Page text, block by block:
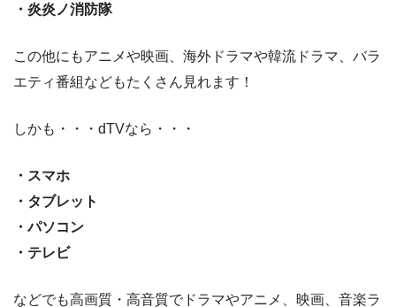
・炎炎ノ消防隊
この他にもアニメや映画、海外ドラマや韓流ドラマ、バラ
エティ番組などもたくさん見れます！
しかも・・・dTVなら・・・
・スマホ
・タブレット
・パソコン
・テレビ
などでも高画質・高音質でドラマやアニメ、映画、音楽ラ